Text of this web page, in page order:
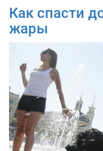
Как спасти
жары